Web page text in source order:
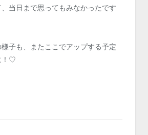
当日まで思ってもみなかったです
子も、またここでアップする予定
！♡